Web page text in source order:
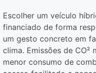
Escolher um veículo
financiado de forma
um gesto concreto em
clima. Emissões de CO²
menor consumo de